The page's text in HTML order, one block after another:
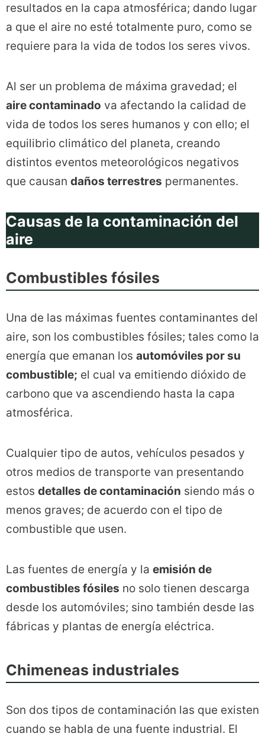
resultados en la capa atmosférica; dando lugar
a que el aire no esté totalmente puro, como se
requiere para la vida de todos los seres vivos.
Al ser un problema de máxima gravedad; el
aire contaminado va afectando la calidad de
vida de todos los seres humanos y con ello; el
equilibrio climático del planeta, creando
distintos eventos meteorológicos negativos
que causan daños terrestres permanentes.
Causas de la contaminación del
aire
Combustibles fósiles
Una de las máximas fuentes contaminantes del
aire, son los combustibles fósiles; tales como la
energía que emanan los automóviles por su
combustible; el cual va emitiendo dióxido de
carbono que va ascendiendo hasta la capa
atmosférica.
Cualquier tipo de autos, vehículos pesados y
otros medios de transporte van presentando
estos detalles de contaminación siendo más o
menos graves; de acuerdo con el tipo de
combustible que usen.
Las fuentes de energía y la emisión de
combustibles fósiles no solo tienen descarga
desde los automóviles; sino también desde las
fábricas y plantas de energía eléctrica.
Chimeneas industriales
Son dos tipos de contaminación las que existen
cuando se habla de una fuente industrial. El